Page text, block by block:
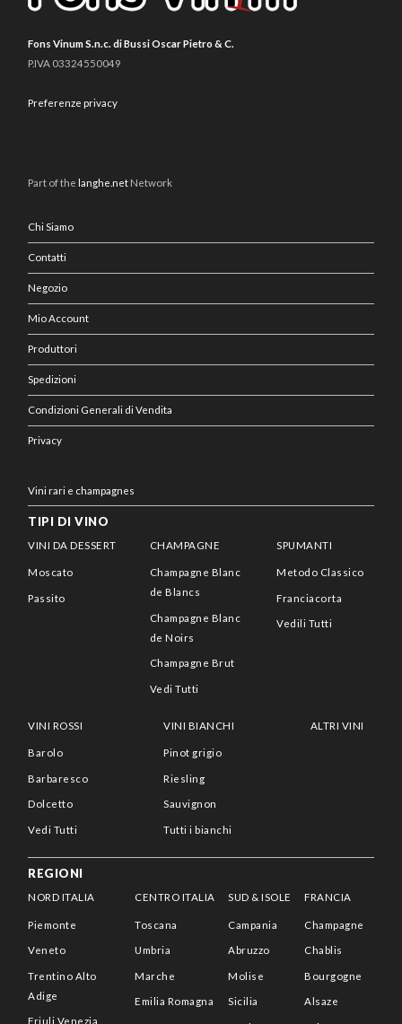
Fons Vinum S.n.c. di Bussi Oscar Pietro & C.
P.IVA 03324550049
Preferenze privacy
Part of thelanghe.net Network
Chi Siamo
Contatti
Negozio
Mio Account
Produttori
Spedizioni
Condizioni Generali di Vendita
Privacy
Vini rari e champagnes
TIPI DI VINO
VINI DA DESSERT
Moscato
Passito
CHAMPAGNE
Champagne Blanc
de Blancs
Champagne Blanc
de Noirs
Champagne Brut
Vedi Tutti
SPUMANTI
Metodo Classico
Franciacorta
Vedili Tutti
VINI ROSSI
Barolo
Barbaresco
Dolcetto
Vedi Tutti
VINI BIANCHI
Pinot grigio
Riesling
Sauvignon
Tutti i bianchi
ALTRI VINI
REGIONI
NORD ITALIA
Piemonte
Veneto
Trentino Alto
Adige
Friuli Venezia
CENTRO ITALIA
Toscana
Umbria
Marche
Emilia Romagna
SUD & ISOLE
Campania
Abruzzo
Molise
Sicilia
FRANCIA
Champagne
Chablis
Bourgogne
Alsaze